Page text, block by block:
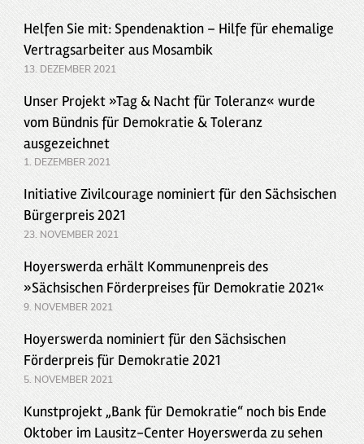
Helfen Sie mit: Spendenaktion – Hilfe für ehemalige
Vertragsarbeiter aus Mosambik
13. DEZEMBER 2021
Unser Projekt »Tag & Nacht für Toleranz« wurde
vom Bündnis für Demokratie & Toleranz
ausgezeichnet
1. DEZEMBER 2021
Initiative Zivilcourage nominiert für den Sächsischen
Bürgerpreis 2021
23. NOVEMBER 2021
Hoyerswerda erhält Kommunenpreis des
»Sächsischen Förderpreises für Demokratie 2021«
9. NOVEMBER 2021
Hoyerswerda nominiert für den Sächsischen
Förderpreis für Demokratie 2021
5. NOVEMBER 2021
Kunstprojekt „Bank für Demokratie“ noch bis Ende
Oktober im Lausitz-Center Hoyerswerda zu sehen